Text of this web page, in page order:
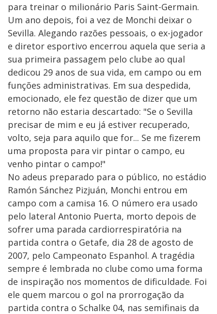
para treinar o milionário Paris Saint-Germain.
Um ano depois, foi a vez de Monchi deixar o
Sevilla. Alegando razões pessoais, o ex-jogador
e diretor esportivo encerrou aquela que seria a
sua primeira passagem pelo clube ao qual
dedicou 29 anos de sua vida, em campo ou em
funções administrativas. Em sua despedida,
emocionado, ele fez questão de dizer que um
retorno não estaria descartado: "Se o Sevilla
precisar de mim e eu já estiver recuperado,
volto, seja para aquilo que for... Se me fizerem
uma proposta para vir pintar o campo, eu
venho pintar o campo!"
No adeus preparado para o público, no estádio
Ramón Sánchez Pizjuán, Monchi entrou em
campo com a camisa 16. O número era usado
pelo lateral Antonio Puerta, morto depois de
sofrer uma parada cardiorrespiratória na
partida contra o Getafe, dia 28 de agosto de
2007, pelo Campeonato Espanhol. A tragédia
sempre é lembrada no clube como uma forma
de inspiração nos momentos de dificuldade. Foi
ele quem marcou o gol na prorrogação da
partida contra o Schalke 04, nas semifinais da